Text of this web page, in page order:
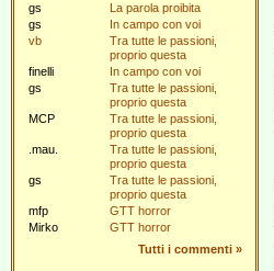
gs
La parola proibita
gs
In campo con voi
vb
Tra tutte le passioni,
proprio questa
finelli
In campo con voi
gs
Tra tutte le passioni,
proprio questa
MCP
Tra tutte le passioni,
proprio questa
.mau.
Tra tutte le passioni,
proprio questa
gs
Tra tutte le passioni,
proprio questa
mfp
GTT horror
Mirko
GTT horror
Tutti i commenti »